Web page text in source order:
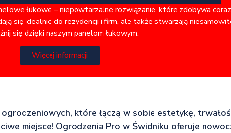
łukowe – niepowtarzalne rozwiązanie, które zdobywa
się idealnie do rezydencji i firm, ale także stwarzają
się dzięki naszym panelom łukowym.
Więcej informacji
które łączą w sobie estetykę,
miejsce! Ogrodzenia Pro w Świdniku oferuje